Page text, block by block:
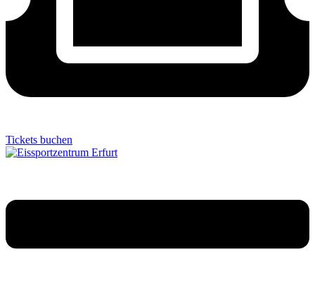
Tickets buchen